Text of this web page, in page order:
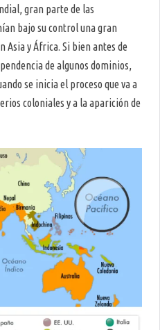
gran parte de las
bajo su control una gran
Asia y África. Si bien antes de
de algunos dominios,
se inicia el proceso que va a
coloniales y a la aparición de